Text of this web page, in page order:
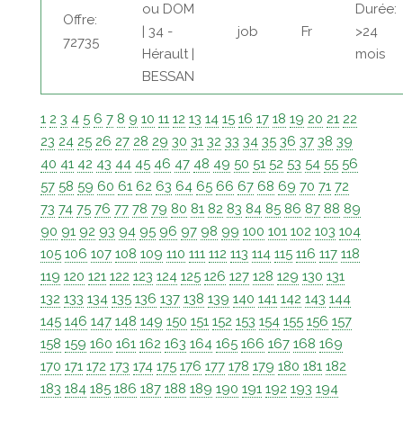
Offre:
72735
ou DOM
| 34 -
Hérault |
BESSAN
job Fr
Durée:
>24
mois
1 2 3 4 5 6 7 8 9 10 11 12 13 14 15 16 17 18 19 20 21 22
23 24 25 26 27 28 29 30 31 32 33 34 35 36 37 38 39
40 41 42 43 44 45 46 47 48 49 50 51 52 53 54 55 56
57 58 59 60 61 62 63 64 65 66 67 68 69 70 71 72
73 74 75 76 77 78 79 80 81 82 83 84 85 86 87 88 89
90 91 92 93 94 95 96 97 98 99 100 101 102 103 104
105 106 107 108 109 110 111 112 113 114 115 116 117 118
119 120 121 122 123 124 125 126 127 128 129 130 131
132 133 134 135 136 137 138 139 140 141 142 143 144
145 146 147 148 149 150 151 152 153 154 155 156 157
158 159 160 161 162 163 164 165 166 167 168 169
170 171 172 173 174 175 176 177 178 179 180 181 182
183 184 185 186 187 188 189 190 191 192 193 194